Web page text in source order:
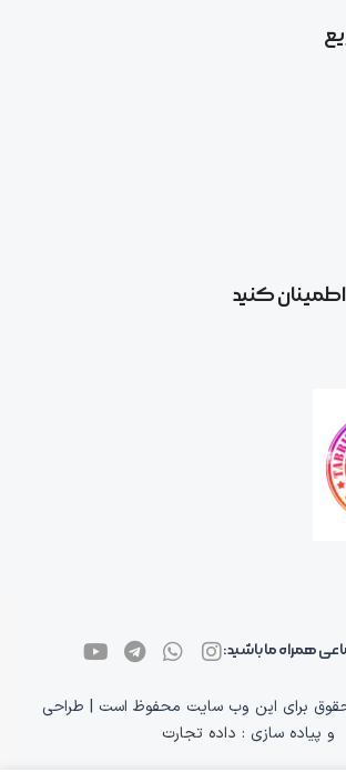
اطمینان کنید
همراه ما باشید:
حقوق برای این وب سایت محفوظ است | طراحی
و پیاده سازی : داده تجارت